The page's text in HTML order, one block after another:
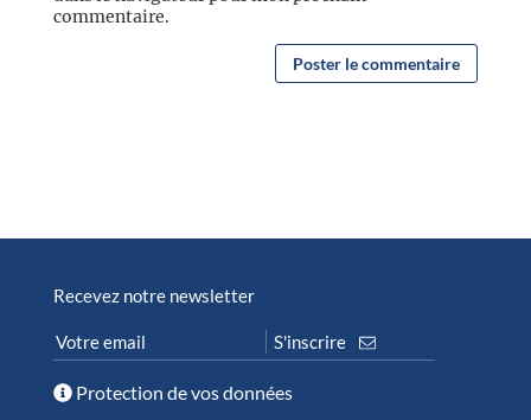
commentaire.
Recevez notre newsletter
Protection de vos données